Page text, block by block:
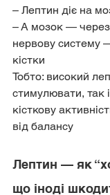
– Лептин діє на
– А мозок —
нервову систему
кістки
Тобто: високий
стимулювати, так
кісткову
від балансу
Лептин — як
що іноді